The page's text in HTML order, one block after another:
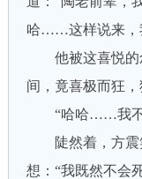
哈……这样说来
他被这喜悦的
间，竟喜极而狂
“哈哈……我不
陡然着，方震
想：“我既然不会